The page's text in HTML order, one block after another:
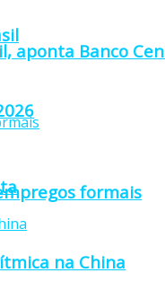
aponta Banco
formais
na China